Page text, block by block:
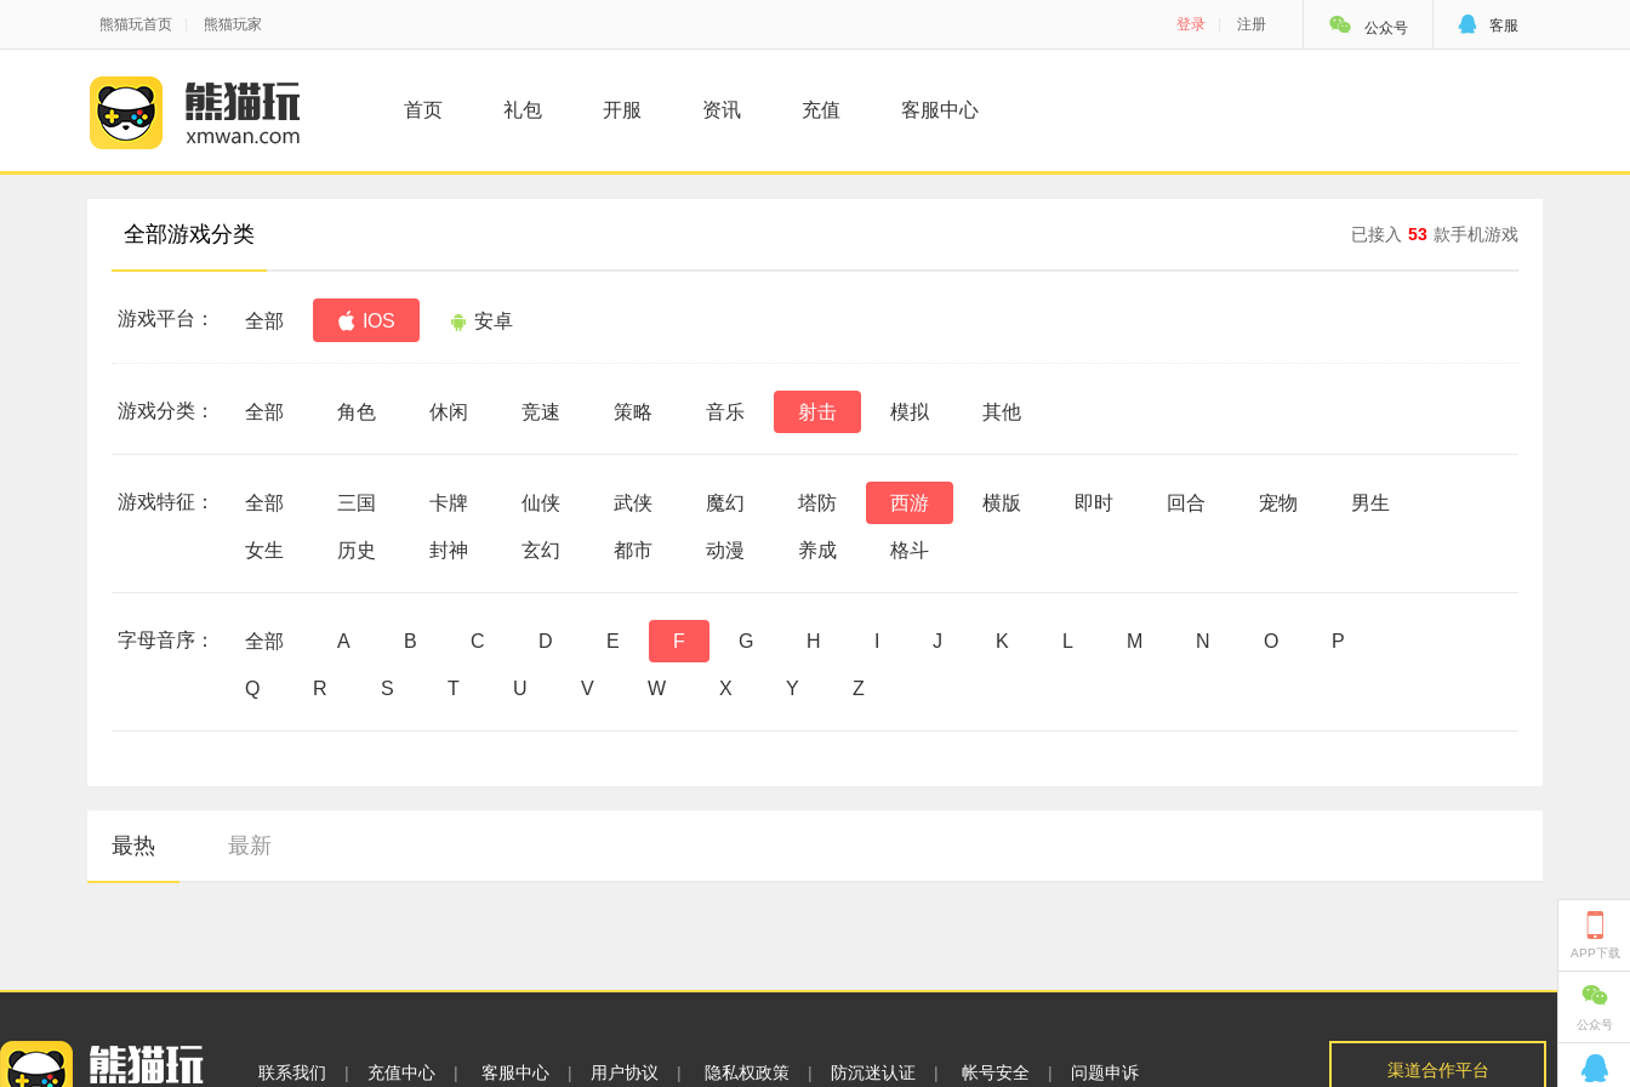
熊猫玩首页 熊猫玩家 登录 注册  公众号  客服
首页 礼包 开服 资讯 充值 客服中心
全部游戏分类 已接入 53 款手机游戏
游戏平台： 全部 IOS 安卓
游戏分类： 全部 角色 休闲 竞速 策略 音乐 射击 模拟 其他
游戏特征： 全部 三国 卡牌 仙侠 武侠 魔幻 塔防 西游 横版 即时 回合 宠物 男生
女生 历史 封神 玄幻 都市 动漫 养成 格斗
字母音序： 全部 A B C D E F G H J K L M N O P
Q R S T U V W X Y Z
最热 最新
联系我们 | 充值中心 | 客服中心 | 用户协议 | 隐私权政策 | 防沉迷认证 | 帐号安全 | 问题申诉 渠道合作平台

APP下载

公众号
